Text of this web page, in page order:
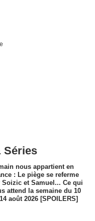
Séries
nous appartient en
: Le piège se referme
Soizic et Samuel... Ce qui
attend la semaine du 10
août 2026 [SPOILERS]